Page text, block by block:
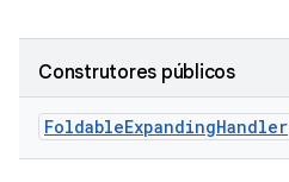
Construtores públicos
FoldableExpandingHandler